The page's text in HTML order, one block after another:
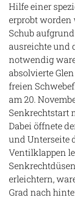
Hilfe einer
erprobt worden
Schub
ausreichte und
notwendig
absolvierte
freien
am 20.
Senkrechtstart
Dabei öffnete
und Unterseite
Ventilklappen
erleichtern,
Grad nach